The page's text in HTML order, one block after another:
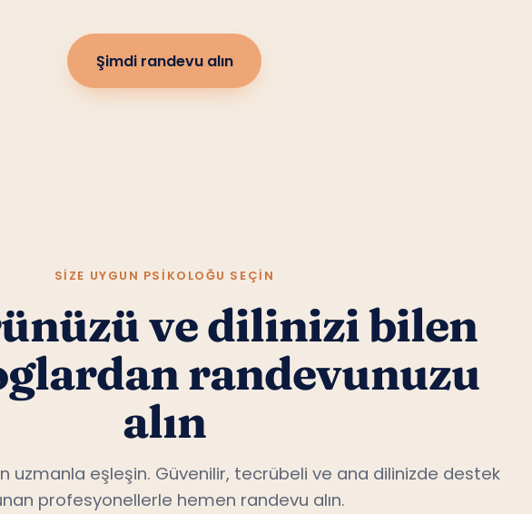
Şimdi randevu alın
ve dilinizi bilen
randevunuzu
alın
profesyonellerle hemen randevu alın.